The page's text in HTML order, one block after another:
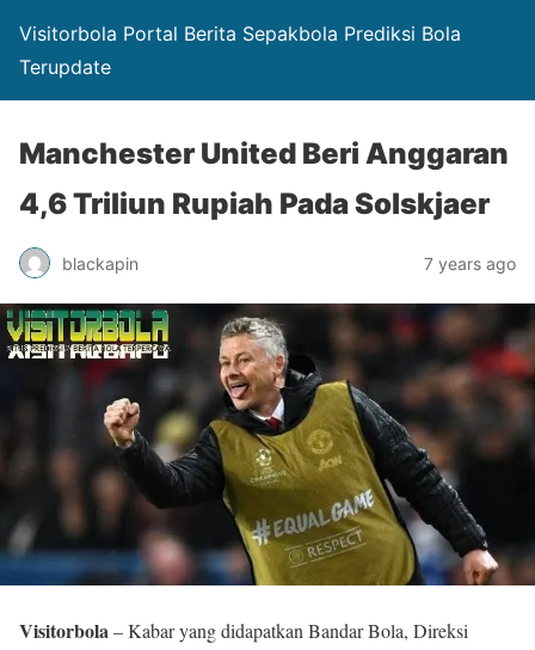
Visitorbola Portal Berita Sepakbola Prediksi Bola
Terupdate
Manchester United Beri Anggaran
4,6 Triliun Rupiah Pada Solskjaer
blackapin 7 years ago
Visitorbola– Kabar yang didapatkan Bandar Bola, Direksi